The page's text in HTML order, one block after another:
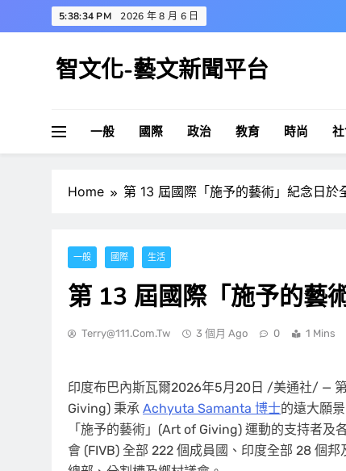
to
5:38:35 PM 2026 年 8 月 6 日
智文化-藝文新聞平台
一般 國際 政治 教育 時尚
Home 第 13 屆國際「施予的藝術」紀念日於
一般 國際 生活
第 13 屆國際「施予的藝
Terry@111.com.tw 3 個月 Ago 0 1 Mins
印度布巴內斯瓦爾2026年5月20日 /美通社/ —
Giving) 秉承 Achyuta Samanta 博士的遠大願
「施予的藝術」(Art of Giving) 運動的支持者
會 (FIVB) 全部 222 個成員國、印度全部 28 個